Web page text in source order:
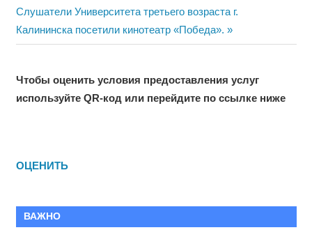
записям
Next
Post:
Слушатели Университета третьего возраста г.
Калининска посетили кинотеатр «Победа».
Чтобы оценить условия предоставления услуг
используйте QR-код или перейдите по ссылке ниже
ОЦЕНИТЬ
ВАЖНО